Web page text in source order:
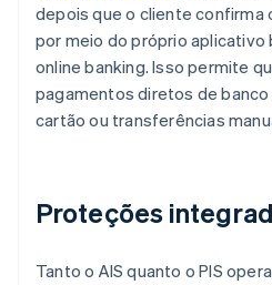
depois que o cliente confirma
por meio do próprio aplicativo
online banking. Isso permite
pagamentos diretos de
cartão ou transferências
Proteções
Tanto o AIS quanto o PIS